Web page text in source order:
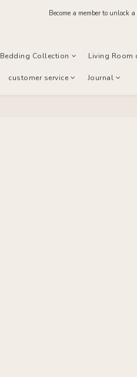
Order before midnight for
Join our official LINE and
Bedding Collection Living Room
customer service Journal